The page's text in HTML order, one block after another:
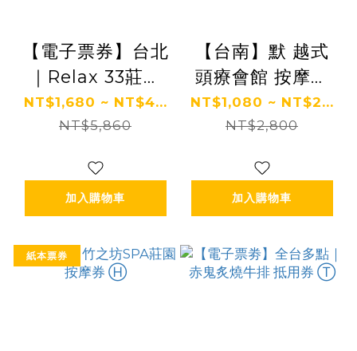
【電子票券】台北
｜Relax 33莊園
紓壓券 Ⓜ
NT$1,680 ~ NT$4...
NT$5,860
加入購物車
【台南】默 越式
頭療會館 按摩券
Ⓣ
NT$1,080 ~ NT$2...
NT$2,800
加入購物車
紙本票券